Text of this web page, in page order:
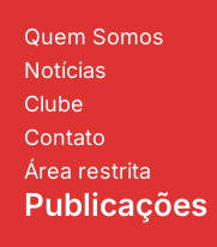
Quem Somos
Notícias
Clube
Contato
Área restrita
Publicações